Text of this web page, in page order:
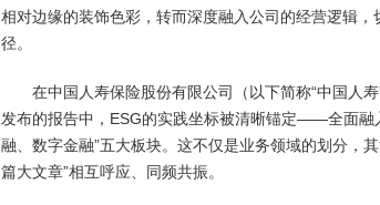
相对边缘的装饰色彩，转而深度融入公司的经营逻辑
径。
在中国人寿保险股份有限公司（以下简称“中国人
发布的报告中，ESG的实践坐标被清晰锚定——全面融
融、数字金融”五大板块。这不仅是业务领域的划分，
篇大文章”相互呼应、同频共振。